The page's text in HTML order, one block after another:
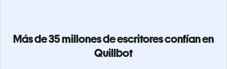
Más de 35 millones de escritores confían en
Quillbot